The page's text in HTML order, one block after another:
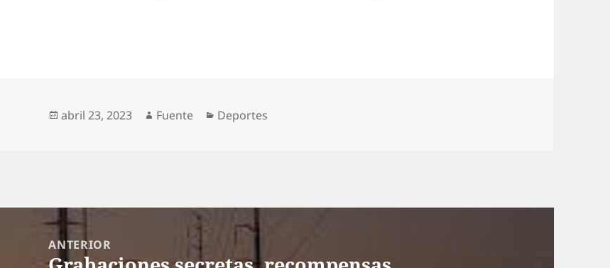
Publicado
abril 23, 2023 Autor
Fuente Categorías
Deportes
Navegación
entradas
ANTERIOR
Entrada